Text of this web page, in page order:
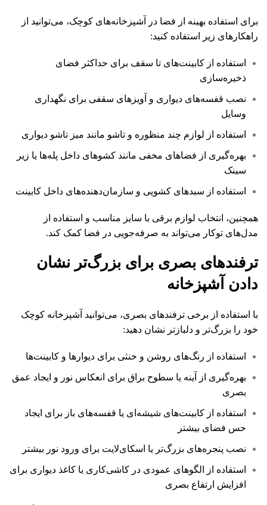
برای استفاده بهینه از فضا در آشپزخانه‌های کوچک، می‌توانید از
راهکارهای زیر استفاده کنید:
استفاده از کابینت‌های تا سقف برای حداکثر فضای
ذخیره‌سازی
نصب قفسه‌های دیواری و آویزهای سقفی برای نگهداری
وسایل
استفاده از لوازم چند منظوره و تاشو مانند میز تاشو دیواری
بهره‌گیری از فضاهای مخفی مانند کشوهای داخل پله‌ها یا زیر
سینک
استفاده از سبدهای کشویی و سازمان‌دهنده‌های داخل کابینت
همچنین، انتخاب لوازم برقی با سایز مناسب و استفاده از
مدل‌های توکار می‌تواند به صرفه‌جویی در فضا کمک کند.
ترفندهای بصری برای بزرگ‌تر نشان
دادن آشپزخانه
با استفاده از برخی ترفندهای بصری، می‌توانید آشپزخانه کوچک
خود را بزرگ‌تر و دلبازتر نشان دهید:
استفاده از رنگ‌های روشن و خنثی برای دیوارها و کابینت‌ها
بهره‌گیری از آینه یا سطوح براق برای انعکاس نور و ایجاد عمق
بصری
استفاده از کابینت‌های شیشه‌ای یا قفسه‌های باز برای ایجاد
حس فضای بیشتر
نصب پنجره‌های بزرگ‌تر یا اسکای‌لایت برای ورود نور بیشتر
استفاده از الگوهای عمودی در کاشی‌کاری یا کاغذ دیواری برای
افزایش ارتفاع بصری